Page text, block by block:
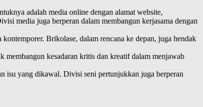
adalah media online dengan alamat website,
media juga berperan dalam membangun kerjasama dengan
Brikolase, dalam rencana ke depan, juga hendak
membangun kesadaran kritis dan kreatif dalam menjawab
isu yang dikawal. Divisi seni pertunjukkan juga berperan